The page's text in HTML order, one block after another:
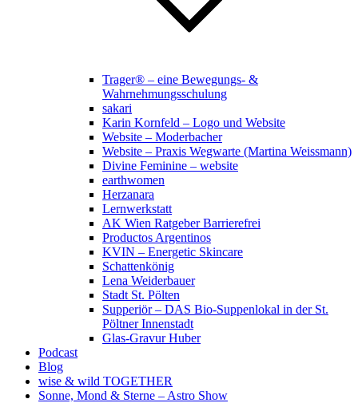
Trager® – eine Bewegungs- &
Wahrnehmungsschulung
sakari
Karin Kornfeld – Logo und Website
Website – Moderbacher
Website – Praxis Wegwarte (Martina Weissmann)
Divine Feminine – website
earthwomen
Herzanara
Lernwerkstatt
AK Wien Ratgeber Barrierefrei
Productos Argentinos
KVIN – Energetic Skincare
Schattenkönig
Lena Weiderbauer
Stadt St. Pölten
Supperiör – DAS Bio-Suppenlokal in der St.
Pöltner Innenstadt
Glas-Gravur Huber
Podcast
Blog
wise & wild TOGETHER
Sonne, Mond & Sterne – Astro Show